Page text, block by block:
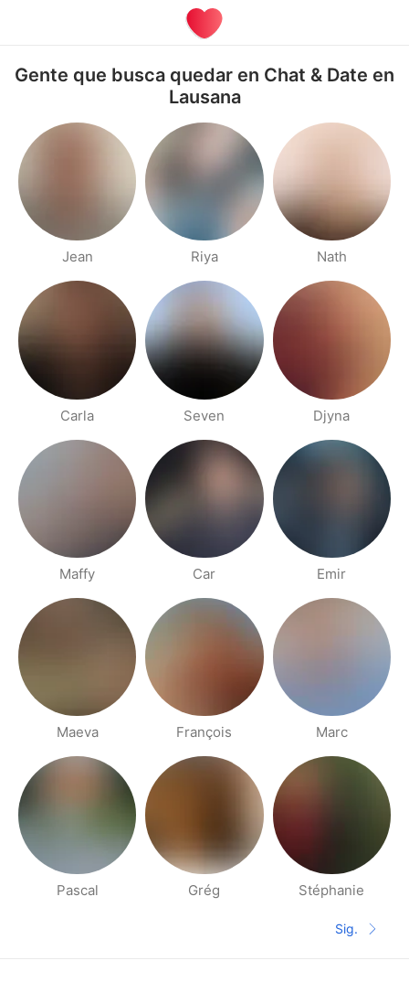
Gente que busca quedar en Chat & Date en
Lausana
Jean Riya Nath
Carla Seven Djyna
Maffy Car Emir
Maeva François Marc
Pascal Grég Stéphanie
Sig.